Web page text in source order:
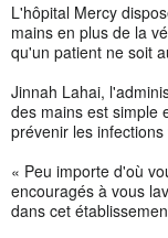
L'hôpital Mercy
mains en plus de la
qu'un patient ne soit
Jinnah Lahai,
des mains est simple
prévenir les infections
« Peu importe d'où
encouragés à vous
dans cet